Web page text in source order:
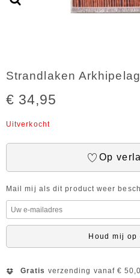
Strandlaken
€ 34,95
Uitverkocht
Op
Mail mij als dit product weer
Houd mij op
Gratis verzending vanaf €